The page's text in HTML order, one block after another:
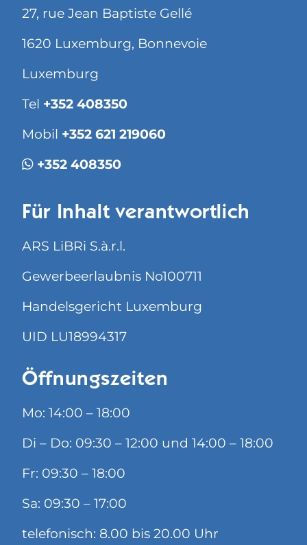
27, rue Jean Baptiste Gellé
1620 Luxemburg, Bonnevoie
Luxemburg
Tel +352 408350
Mobil +352 621 219060
+352 408350
Für Inhalt verantwortlich
ARS LiBRi S.à.r.l.
Gewerbeerlaubnis No100711
Handelsgericht Luxemburg
UID LU18994317
Öffnungszeiten
Mo: 14:00 – 18:00
Di – Do: 09:30 – 12:00 und 14:00 – 18:00
Fr: 09:30 – 18:00
Sa: 09:30 – 17:00
telefonisch: 8.00 bis 20.00 Uhr